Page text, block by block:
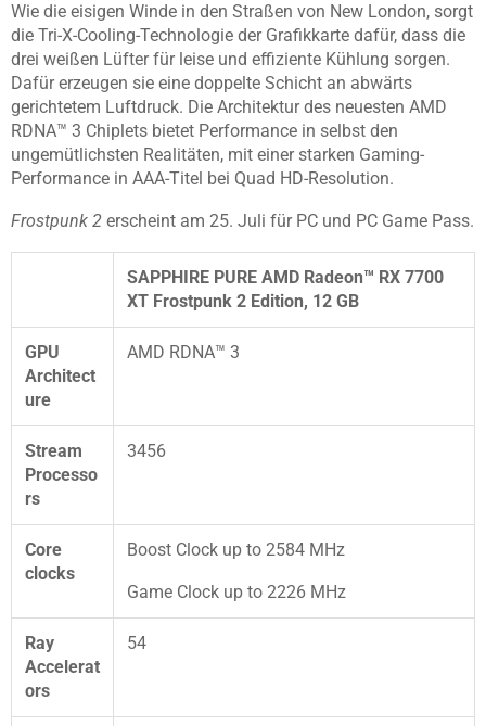
Wie die eisigen Winde in den Straßen von New London, sorgt
die Tri-X-Cooling-Technologie der Grafikkarte dafür, dass die
drei weißen Lüfter für leise und effiziente Kühlung sorgen.
Dafür erzeugen sie eine doppelte Schicht an abwärts
gerichtetem Luftdruck. Die Architektur des neuesten AMD
RDNA™ 3 Chiplets bietet Performance in selbst den
ungemütlichsten Realitäten, mit einer starken Gaming-
Performance in AAA-Titel bei Quad HD-Resolution.
Frostpunk 2 erscheint am 25. Juli für PC und PC Game Pass.
SAPPHIRE PURE AMD Radeon™ RX 7700
XT Frostpunk 2 Edition, 12 GB
GPU
Architect
ure
AMD RDNA™ 3
Stream
Processo
rs
3456
Core
clocks
Boost Clock up to 2584 MHz
Game Clock up to 2226 MHz
Ray
Accelerat
ors
54